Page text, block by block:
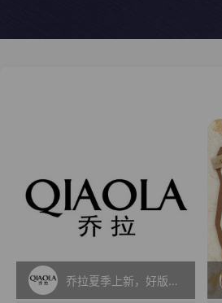
白白叶叶全品类好物补贴节~